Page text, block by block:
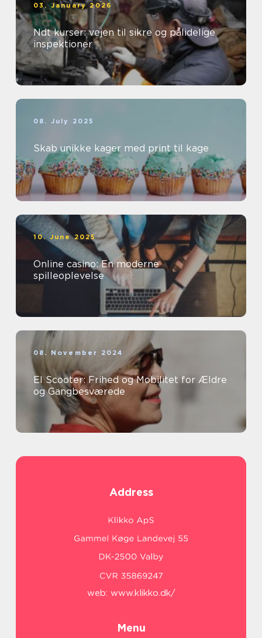
03. January 2026
Ndt kurser: vejen til sikre og pålidelige
inspektioner
08. July 2025
Skab unikke kager med print til kage
10. June 2025
Online casino: En moderne
spilleoplevelse
08. November 2024
El Scooter: Frihed og Mobilitet for Ældre
og Gangbesværede
Address
web: www.klikko.dk/
Menu